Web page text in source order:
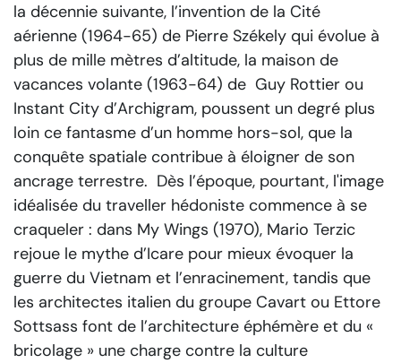
la décennie suivante, l’invention de la Cité
aérienne (1964-65) de Pierre Székely qui évolue à
plus de mille mètres d’altitude, la maison de
vacances volante (1963-64) de Guy Rottier ou
Instant City d’Archigram, poussent un degré plus
loin ce fantasme d’un homme hors-sol, que la
conquête spatiale contribue à éloigner de son
ancrage terrestre. Dès l’époque, pourtant, l'image
idéalisée du traveller hédoniste commence à se
craqueler : dans My Wings (1970), Mario Terzic
rejoue le mythe d’Icare pour mieux évoquer la
guerre du Vietnam et l’enracinement, tandis que
les architectes italien du groupe Cavart ou Ettore
Sottsass font de l’architecture éphémère et du «
bricolage » une charge contre la culture